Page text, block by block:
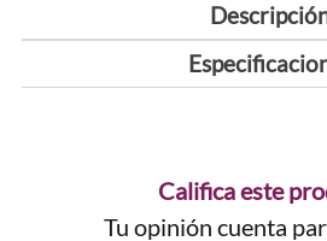
Califica este
Tu opinión cuenta